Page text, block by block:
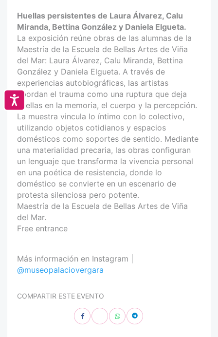
Accesibilidad
Huellas persistentes de Laura Álvarez, Calu
Miranda, Bettina González y Daniela Elgueta.
La exposición reúne obras de las alumnas de la
Maestría de la Escuela de Bellas Artes de Viña
del Mar: Laura Álvarez, Calu Miranda, Bettina
González y Daniela Elgueta. A través de
experiencias autobiográficas, las artistas
abordan el trauma como una ruptura que deja
huellas en la memoria, el cuerpo y la percepción.
La muestra vincula lo íntimo con lo colectivo,
utilizando objetos cotidianos y espacios
domésticos como soportes de sentido. Mediante
una materialidad precaria, las obras configuran
un lenguaje que transforma la vivencia personal
en una poética de resistencia, donde lo
doméstico se convierte en un escenario de
protesta silenciosa pero potente.
Maestría de la Escuela de Bellas Artes de Viña
del Mar.
Free entrance
Más información en Instagram |
@museopalaciovergara
COMPARTIR ESTE EVENTO